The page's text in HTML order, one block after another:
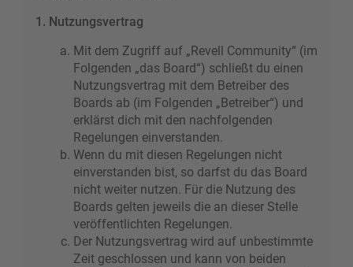
1. Nutzungsvertrag
Mit dem Zugriff auf „Revell Community“ (im
Folgenden „das Board“) schließt du einen
Nutzungsvertrag mit dem Betreiber des
Boards ab (im Folgenden „Betreiber“) und
erklärst dich mit den nachfolgenden
Regelungen einverstanden.
Wenn du mit diesen Regelungen nicht
einverstanden bist, so darfst du das Board
nicht weiter nutzen. Für die Nutzung des
Boards gelten jeweils die an dieser Stelle
veröffentlichten Regelungen.
Der Nutzungsvertrag wird auf unbestimmte
Zeit geschlossen und kann von beiden